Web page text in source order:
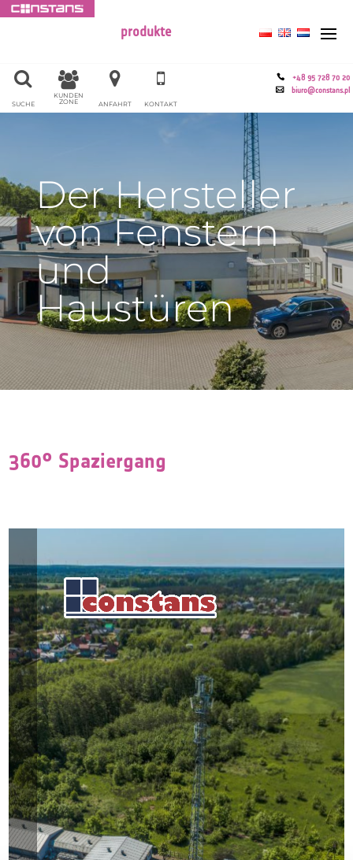
produkte
+48 95 728 70 20
biuro@constans.pl
KONTAKT
ANFAHRT
KUNDEN
ZONE
SUCHE
Der Hersteller
von Fenstern
und
Haustüren
360° Spaziergang